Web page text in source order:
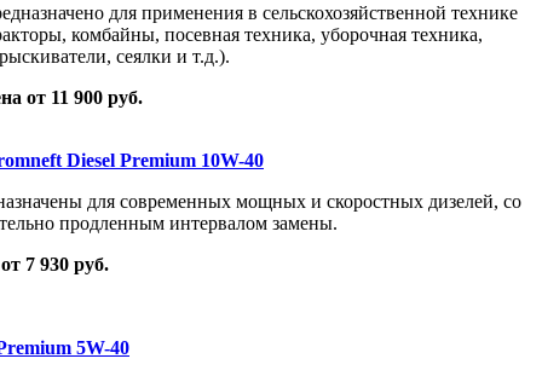
для применения в сельскохозяйственной технике
комбайны, посевная техника, уборочная техника,
сеялки и т.д.).
от 11 900 руб.
Diesel Premium 10W-40
для современных мощных и скоростных дизелей, со
продленным интервалом замены.
7 930 руб.
5W-40